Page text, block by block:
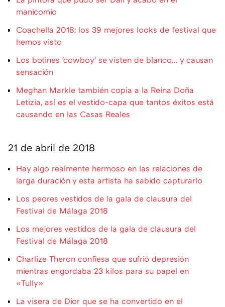
manicomio
Coachella 2018: los 39 mejores looks de festival que
hemos visto
Los botines 'cowboy' se visten de blanco... y causan
sensación
Meghan Markle también copia a la Reina Doña
Letizia, así es el vestido-capa que tantos éxitos está
causando en las Casas Reales
21 de abril de 2018
Hay algo realmente hermoso en las relaciones de
larga duración y esta artista ha sabido capturarlo
Los peores vestidos de la gala de clausura del
Festival de Málaga 2018
Los mejores vestidos de la gala de clausura del
Festival de Málaga 2018
Charlize Theron confiesa que sufrió depresión
mientras engordaba 23 kilos para su papel en
«Tully»
La visera de Dior que se ha convertido en el